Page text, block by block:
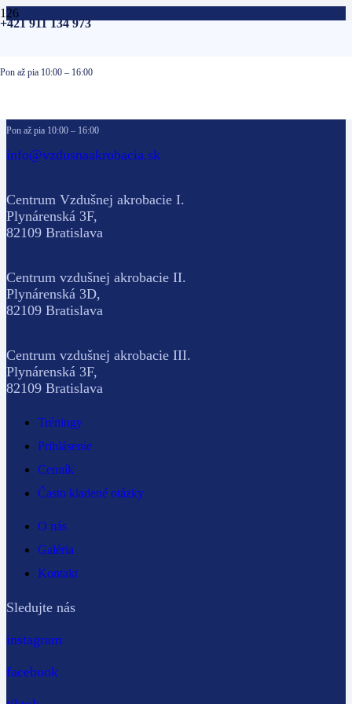
+421 911 134 973
Pon až pia 10:00 – 16:00
Pon až pia 10:00 – 16:00
info@vzdusnaakrobacia.sk
Centrum Vzdušnej akrobacie I.
Plynárenská 3F,
82109 Bratislava
Centrum vzdušnej akrobacie II.
Plynárenská 3D,
82109 Bratislava
Centrum vzdušnej akrobacie III.
Plynárenská 3F,
82109 Bratislava
Tréningy
Prihlásenie
Cenník
Často kladené otázky
O nás
Galéria
Kontakt
Sledujte nás
instagram
facebook